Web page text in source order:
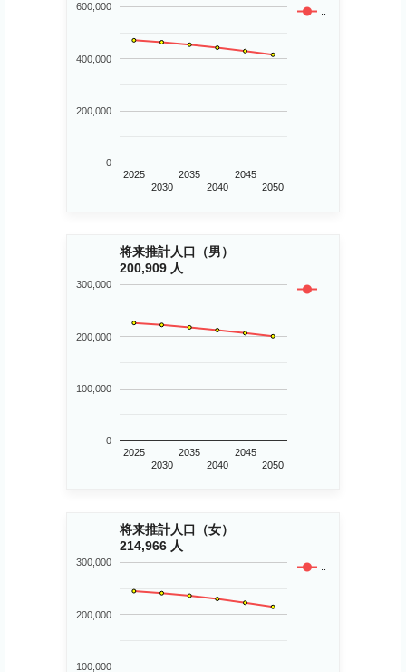
..
2025
2030
2035
2040
2045
2050
0
200,000
400,000
600,000
将来推計人口（男）
200,909 人
..
2025
2030
2035
2040
2045
2050
0
100,000
200,000
300,000
将来推計人口（女）
214,966 人
..
100,000
200,000
300,000